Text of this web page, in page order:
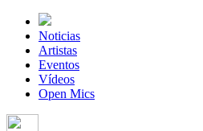
Noticias
Artistas
Eventos
Vídeos
Open Mics